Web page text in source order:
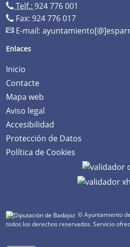
Telf.: 924 776 001
Fax: 924 776 017
E-mail:
Enlaces
Inicio
Contacte
Mapa web
Aviso legal
Accesibilidad
Protección de Datos
Política de Cookies
© Ayuntamiento
todos los derechos reservados.Servicio